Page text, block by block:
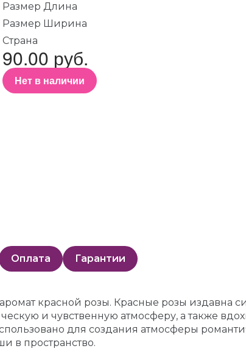
Размер Длина
Размер Ширина
Страна
90.00 руб.
Нет в наличии
Оплата Гарантии
красной розы. Красные розы издавна
и чувственную атмосферу, а также
для создания атмосферы
в пространство.